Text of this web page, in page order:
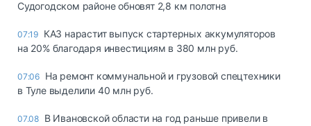
Судогодском районе обновят 2,8 км полотна
07:19 КАЗ нарастит выпуск стартерных аккумуляторов
на 20% благодаря инвестициям в 380 млн руб.
07:06 На ремонт коммунальной и грузовой спецтехники
в Туле выделили 40 млн руб.
07.08 В Ивановской области на год раньше привели в